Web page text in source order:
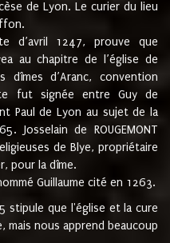
de Lyon. Le curier du lieu
d’avril 1247, prouve que
au chapitre de l’église de
dîmes d’Aranc, convention
fut signée entre Guy de
Paul de Lyon au sujet de la
Josselain de ROUGEMONT
de Blye, propriétaire
pour la dîme.
Guillaume cité en 1263.
stipule que l'église et la cure
nous apprend beaucoup